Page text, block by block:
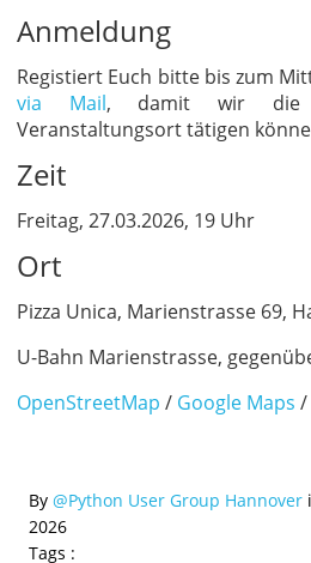
Anmeldung
Registiert Euch bitte bis zum
via Mail, damit wir die
Veranstaltungsort tätigen
Zeit
Freitag, 27.03.2026, 19 Uhr
Ort
Pizza Unica, Marienstrasse 69,
U-Bahn Marienstrasse,
OpenStreetMap / Google Maps /
By @Python User Group Hannover
2026
Tags :